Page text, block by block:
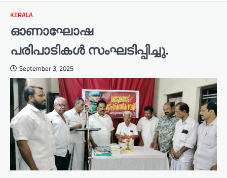
KERALA
ഓണാഘോഷ
പരിപാടികൾ സംഘടിപ്പിച്ചു.
September 3, 2025